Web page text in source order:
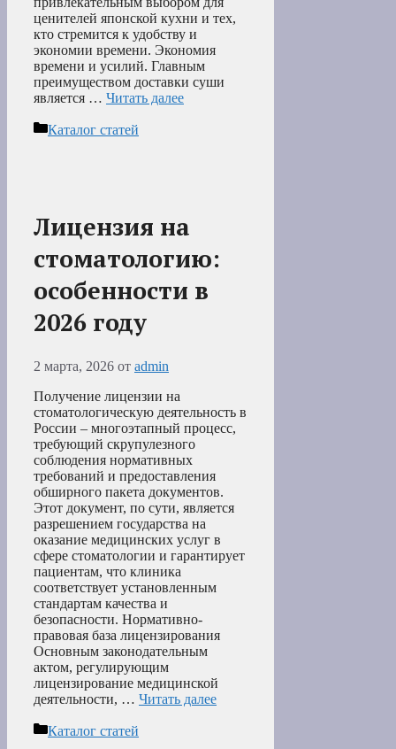
ценителей японской кухни и тех,
кто стремится к удобству и
экономии времени. Экономия
времени и усилий. Главным
преимуществом доставки суши
является … Читать далее
Рубрики
Каталог статей
Лицензия на
стоматологию:
особенности в
2026 году
2 марта, 2026 от admin
Получение лицензии на
стоматологическую деятельность в
России – многоэтапный процесс,
требующий скрупулезного
соблюдения нормативных
требований и предоставления
обширного пакета документов.
Этот документ, по сути, является
разрешением государства на
оказание медицинских услуг в
сфере стоматологии и гарантирует
пациентам, что клиника
соответствует установленным
стандартам качества и
безопасности. Нормативно-
правовая база лицензирования
Основным законодательным
актом, регулирующим
лицензирование медицинской
деятельности, … Читать далее
Рубрики
Каталог статей